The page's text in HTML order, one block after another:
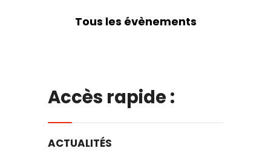
Tous les évènements
Accès rapide :
ACTUALITÉS